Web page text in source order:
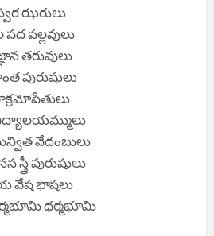
ఝరులు
పల్లవులు
తరువులు
పురుషులు
వేదంబులు
పురుషులు
వేష భాషలు
ధర్మభూమి